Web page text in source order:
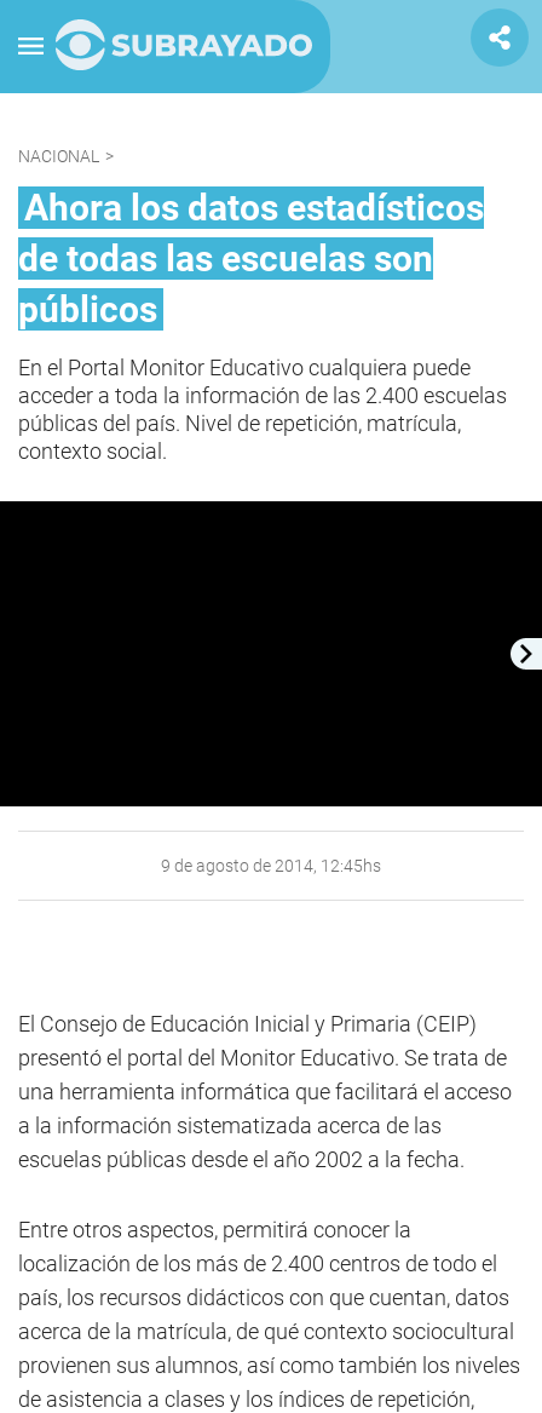
NACIONAL >
Ahora los datos estadísticos
de todas las escuelas son
públicos
En el Portal Monitor Educativo cualquiera puede
acceder a toda la información de las 2.400 escuelas
públicas del país. Nivel de repetición, matrícula,
contexto social.
9 de agosto de 2014, 12:45hs
El Consejo de Educación Inicial y Primaria (CEIP)
presentó el portal del Monitor Educativo. Se trata de
una herramienta informática que facilitará el acceso
a la información sistematizada acerca de las
escuelas públicas desde el año 2002 a la fecha.
Entre otros aspectos, permitirá conocer la
localización de los más de 2.400 centros de todo el
país, los recursos didácticos con que cuentan, datos
acerca de la matrícula, de qué contexto sociocultural
provienen sus alumnos, así como también los niveles
de asistencia a clases y los índices de repetición,